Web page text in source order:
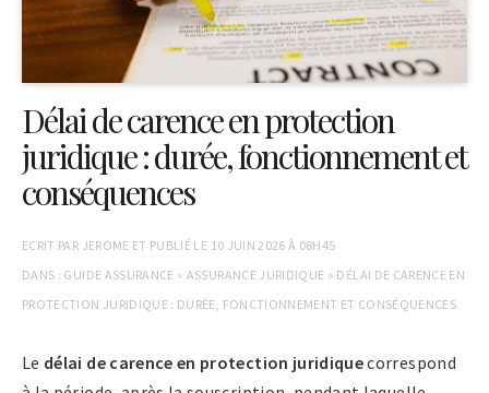
Délai de carence en protection
juridique : durée, fonctionnement et
conséquences
ECRIT PAR JEROME ET PUBLIÉ LE 10 JUIN 2026 À 08H45
DANS : GUIDE ASSURANCE » ASSURANCE JURIDIQUE » DÉLAI DE CARENCE EN
PROTECTION JURIDIQUE : DURÉE, FONCTIONNEMENT ET CONSÉQUENCES
Le délai de carence en protection juridiquecorrespond